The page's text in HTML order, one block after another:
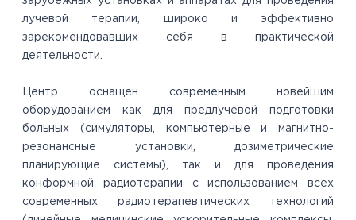
лучевой терапии, широко и эффективно
зарекомендовавших себя в практической
деятельности.
Центр оснащен современным новейшим
оборудованием как для предлучевой подготовки
больных (симуляторы, компьютерные и магнитно-
резонансные установки, дозиметрические
планирующие системы), так и для проведения
конформной радиотерапии с использованием всех
современных радиотерапевтических технологий